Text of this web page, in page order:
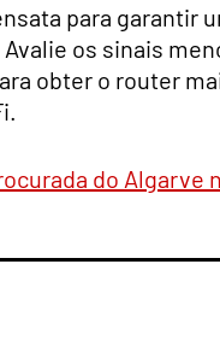
para garantir
os sinais
obter o router
do Algarve